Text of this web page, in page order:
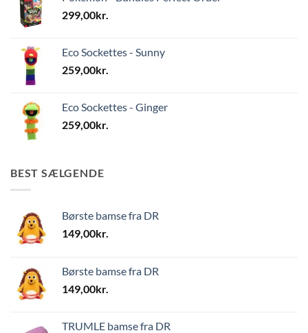
299,00kr.
Eco Sockettes - Sunny
259,00kr.
Eco Sockettes - Ginger
259,00kr.
BEST SÆLGENDE
Børste bamse fra DR
149,00kr.
Børste bamse fra DR
149,00kr.
TRUMLE bamse fra DR